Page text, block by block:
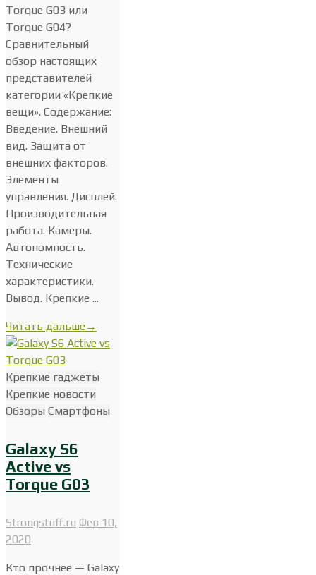
Torque G03 или
Torque G04?
Сравнительный
обзор настоящих
представителей
категории «Крепкие
вещи». Содержание:
Введение. Внешний
вид. Защита от
внешних факторов.
Элементы
управления. Дисплей.
Производительная
работа. Камеры.
Автономность.
Технические
характеристики.
Вывод. Крепкие ...
Читать дальше→
Крепкие гаджеты
Крепкие новости
Обзоры Смартфоны
Galaxy S6
Active vs
Torque G03
Strongstuff.ru Фев 10,
2020
Кто прочнее — Galaxy